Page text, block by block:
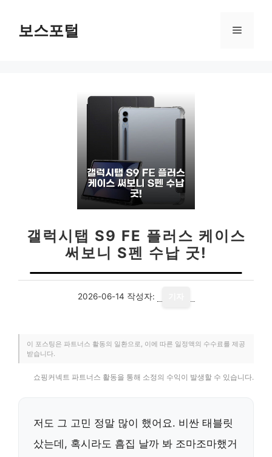
보스포털 메
갤럭시탭 S9 FE 플러스 케이스
써보니 S펜 수납 굿!
2026-06-14 작성자:
이 포스팅은 파트너스 활동의 일환으로, 이에 따른 일정액의 수수료를 제공
받습니다.
쇼핑커넥트 파트너스 활동을 통해 소정의 수익이 발생할 수 있습니다.
저도 그 고민 정말 많이 했어요. 비싼 태블릿
샀는데, 혹시라도 흠집 날까 봐 조마조마했거